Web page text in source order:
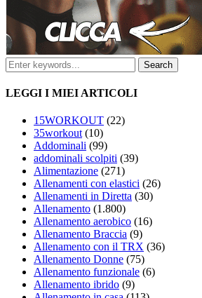
LEGGI I MIEI ARTICOLI
15WORKOUT (22)
35workout (10)
Addominali (99)
addominali scolpiti (39)
Alimentazione (271)
Allenamenti con elastici (26)
Allenamenti in Diretta (30)
Allenamento (1.800)
Allenamento aerobico (16)
Allenamento Braccia (9)
Allenamento con il TRX (36)
Allenamento Donne (75)
Allenamento funzionale (6)
Allenamento ibrido (9)